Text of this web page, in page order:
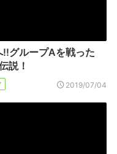
グループAを戦った
説！
2019/07/04